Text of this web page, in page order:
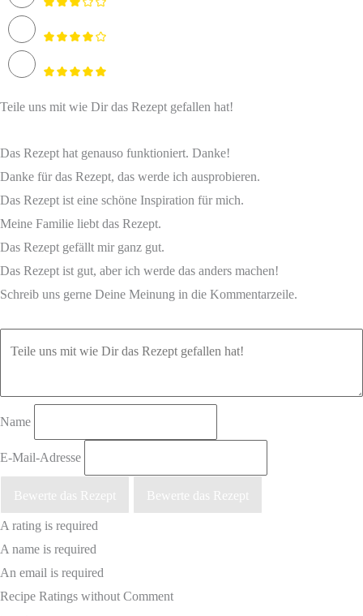
Teile uns mit wie Dir das Rezept gefallen hat!
Das Rezept hat genauso funktioniert. Danke!
Danke für das Rezept, das werde ich ausprobieren.
Das Rezept ist eine schöne Inspiration für mich.
Meine Familie liebt das Rezept.
Das Rezept gefällt mir ganz gut.
Das Rezept ist gut, aber ich werde das anders machen!
Schreib uns gerne Deine Meinung in die Kommentarzeile.
Name
E-Mail-Adresse
Bewerte das Rezept Bewerte das Rezept
A rating is required
A name is required
An email is required
Recipe Ratings without Comment